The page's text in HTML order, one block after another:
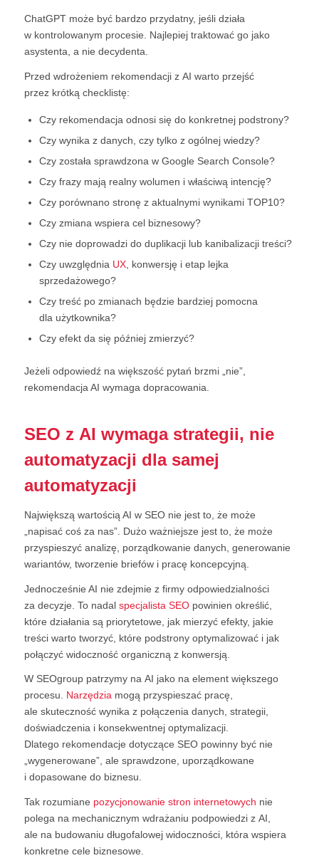
ChatGPT może być bardzo przydatny, jeśli działa
w kontrolowanym procesie. Najlepiej traktować go jako
asystenta, a nie decydenta.
Przed wdrożeniem rekomendacji z AI warto przejść
przez krótką checklistę:
Czy rekomendacja odnosi się do konkretnej podstrony?
Czy wynika z danych, czy tylko z ogólnej wiedzy?
Czy została sprawdzona w Google Search Console?
Czy frazy mają realny wolumen i właściwą intencję?
Czy porównano stronę z aktualnymi wynikami TOP10?
Czy zmiana wspiera cel biznesowy?
Czy nie doprowadzi do duplikacji lub kanibalizacji treści?
Czy uwzględnia UX, konwersję i etap lejka
sprzedażowego?
Czy treść po zmianach będzie bardziej pomocna
dla użytkownika?
Czy efekt da się później zmierzyć?
Jeżeli odpowiedź na większość pytań brzmi „nie”,
rekomendacja AI wymaga dopracowania.
SEO z AI wymaga strategii, nie
automatyzacji dla samej
automatyzacji
Największą wartością AI w SEO nie jest to, że może
„napisać coś za nas”. Dużo ważniejsze jest to, że może
przyspieszyć analizę, porządkowanie danych, generowanie
wariantów, tworzenie briefów i pracę koncepcyjną.
Jednocześnie AI nie zdejmie z firmy odpowiedzialności
za decyzje. To nadal specjalista SEOpowinien określić,
które działania są priorytetowe, jak mierzyć efekty, jakie
treści warto tworzyć, które podstrony optymalizować i jak
połączyć widoczność organiczną z konwersją.
W SEOgroup patrzymy na AI jako na element większego
procesu. Narzędziamogą przyspieszać pracę,
ale skuteczność wynika z połączenia danych, strategii,
doświadczenia i konsekwentnej optymalizacji.
Dlatego rekomendacje dotyczące SEO powinny być nie
„wygenerowane”, ale sprawdzone, uporządkowane
i dopasowane do biznesu.
Tak rozumiane pozycjonowanie stron internetowych nie
polega na mechanicznym wdrażaniu podpowiedzi z AI,
ale na budowaniu długofalowej widoczności, która wspiera
konkretne cele biznesowe.